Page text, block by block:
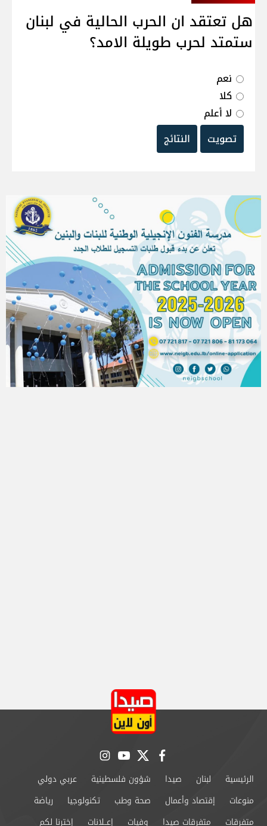
هل تعتقد ان الحرب الحالية في لبنان
ستمتد لحرب طويلة الامد؟
نعم
كلا
لا أعلم
تصويت
النتائج
facebook
twitter
youtube
instagram
الرئيسية لبنان صيدا شؤون فلسطينية
عربي دولي
منوعات
إقتصاد وأعمال صحة وطب تكنولوجيا
رياضة
متفرقات
متفرقات صيدا وفيات إعــلانات إخترنا لكم